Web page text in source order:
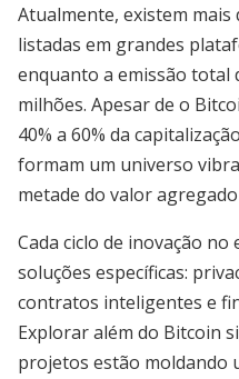
Atualmente, existem mais
listadas em grandes
enquanto a emissão total
milhões. Apesar de o
40% a 60% da
formam um universo
metade do valor
Cada ciclo de inovação
soluções específicas:
contratos inteligentes e
Explorar além do Bitcoin
projetos estão moldando